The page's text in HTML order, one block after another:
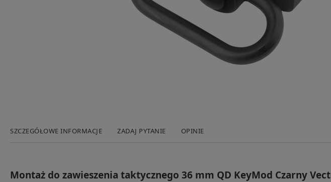
SZCZEGÓŁOWE INFORMACJE ZADAJ PYTANIE OPINIE
Montaż do zawieszenia taktycznego 36 mm QD KeyMod Czarny